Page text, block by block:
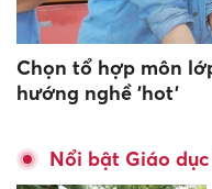
Chọn tổ hợp môn
hướng nghề 'hot'
Nổi bật Giáo